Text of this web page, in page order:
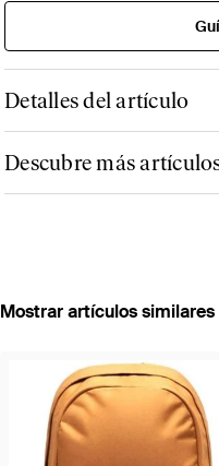
Detalles del artículo
Descubre más
Mostrar artículos similares